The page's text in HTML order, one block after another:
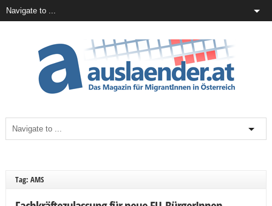
Tag: AMS